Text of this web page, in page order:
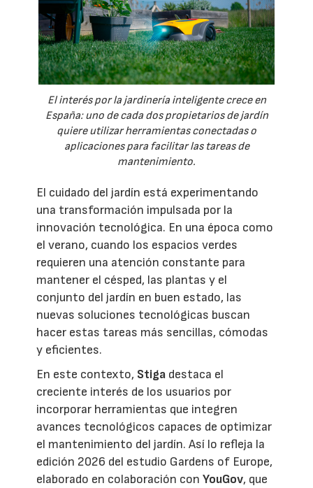
El interés por la jardinería inteligente crece en
España: uno de cada dos propietarios de jardín
quiere utilizar herramientas conectadas o
aplicaciones para facilitar las tareas de
mantenimiento.
El cuidado del jardín está experimentando
una transformación impulsada por la
innovación tecnológica. En una época como
el verano, cuando los espacios verdes
requieren una atención constante para
mantener el césped, las plantas y el
conjunto del jardín en buen estado, las
nuevas soluciones tecnológicas buscan
hacer estas tareas más sencillas, cómodas
y eficientes.
En este contexto, Stiga destaca el
creciente interés de los usuarios por
incorporar herramientas que integren
avances tecnológicos capaces de optimizar
el mantenimiento del jardín. Así lo refleja la
edición 2026 del estudio Gardens of Europe,
elaborado en colaboración conYouGov, que